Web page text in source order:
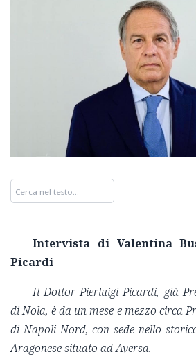
Intervista di Valentina
Picardi
Il Dottor Pierluigi Picardi, già
di Nola, è da un mese e mezzo circa
di Napoli Nord, con sede nello
Aragonese situato ad Aversa.